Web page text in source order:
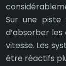
Sur une piste
d’absorber
vitesse. Les
être réactifs